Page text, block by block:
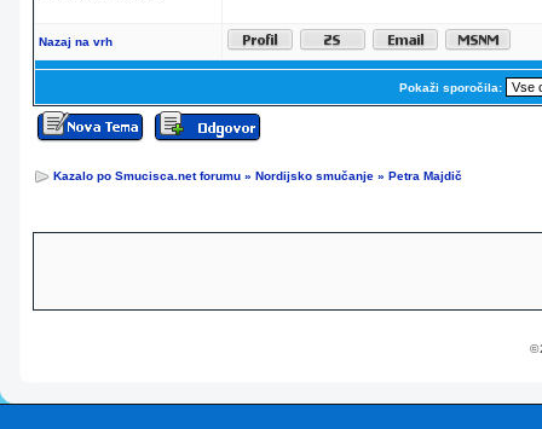
Nazaj na vrh
Pokaži sporočila:
Kazalo po Smucisca.net forumu » Nordijsko smučanje » Petra Majdič
©